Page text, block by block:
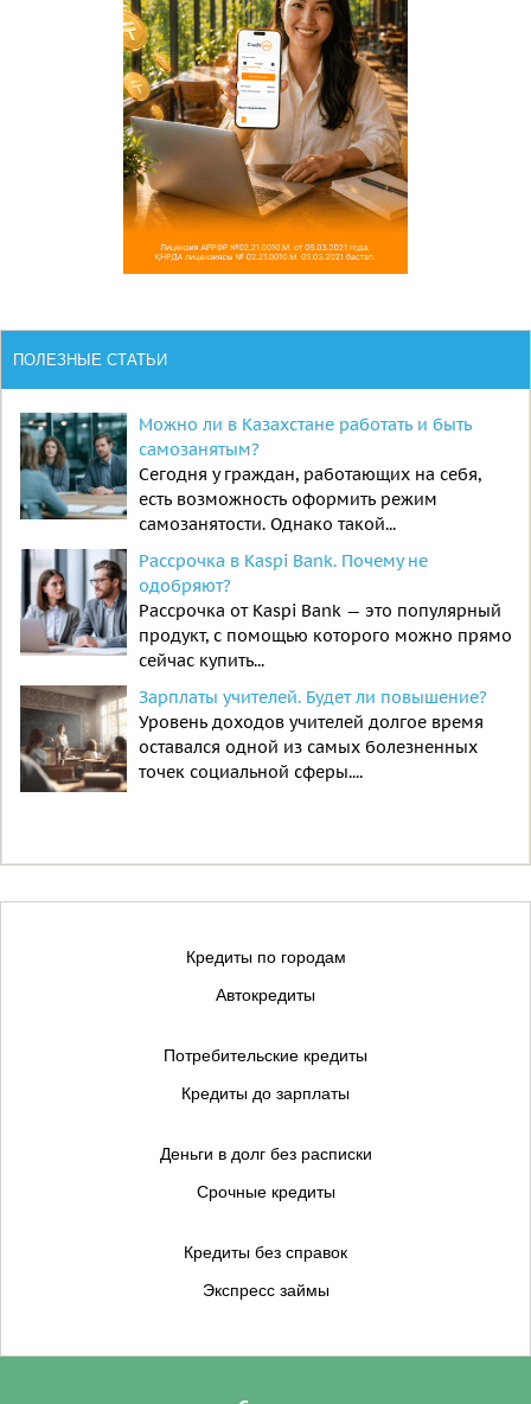
ПОЛЕЗНЫЕ СТАТЬИ
Можно ли в Казахстане работать и быть
самозанятым?
Сегодня у граждан, работающих на себя,
есть возможность оформить режим
самозанятости. Однако такой...
Рассрочка в Kaspi Bank. Почему не
одобряют?
Рассрочка от Kaspi Bank — это популярный
продукт, с помощью которого можно прямо
сейчас купить...
Зарплаты учителей. Будет ли повышение?
Уровень доходов учителей долгое время
оставался одной из самых болезненных
точек социальной сферы....
Кредиты по городам
Автокредиты
Потребительские кредиты
Кредиты до зарплаты
Деньги в долг без расписки
Срочные кредиты
Кредиты без справок
Экспресс займы